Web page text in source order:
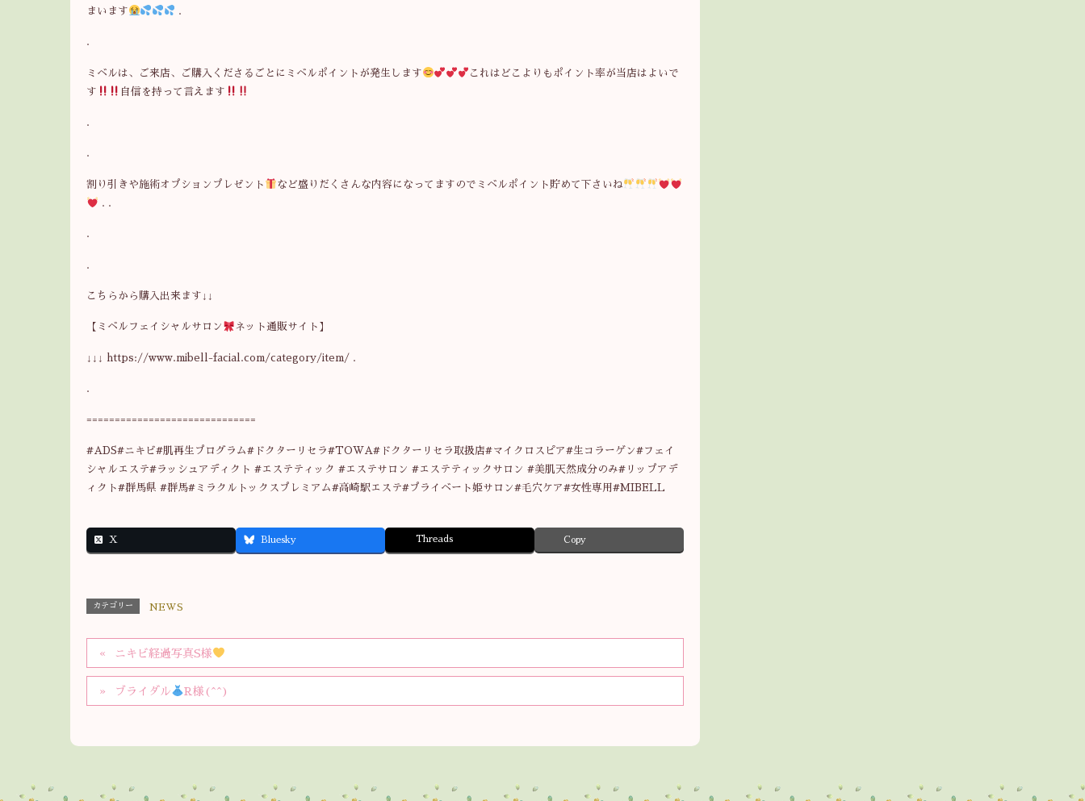
まいます
.
.
ミベルは、ご来店、ご購入くださるごとにミベルポイントが発生します
これはどこよりもポイント率が当店はよいで
す
自信を持って言えます
.
.
割り引きや施術オプションプレゼント
など盛りだくさんな内容になってますのでミベルポイント貯めて下さいね
. .
.
こちらから購入出来ます↓↓
【ミベルフェイシャルサロン ネット通販サイト】
↓↓↓ https://www.mibell-facial.com/category/item/ .
.
==============================
#ADS#ニキビ#肌再生プログラム#ドクターリセラ#TOWA#ドクターリセラ取扱店#マイクロスピア#生コラーゲン#フェイ
シャルエステ#ラッシュアディクト #エステティック #エステサロン #エステティックサロン #美肌天然成分のみ#リップアデ
ィクト#群馬県 #群馬#ミラクルトックスプレミアム#高崎駅エステ#プライベート姫サロン#毛穴ケア#女性専用#MIBELL
X Bluesky Threads Copy
カテゴリー NEWS
ニキビ経過写真S様
ブライダル R様(^^)